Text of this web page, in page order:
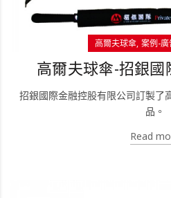
高爾夫球傘 案例-
高爾夫球傘-招銀國
招銀國際金融控股有限公司訂製了
品。
Read